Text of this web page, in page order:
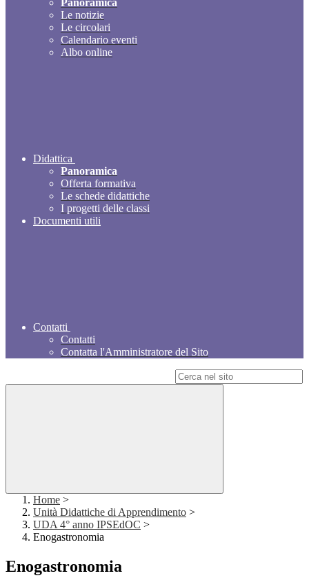
Panoramica
Le notizie
Le circolari
Calendario eventi
Albo online
Didattica
Panoramica
Offerta formativa
Le schede didattiche
I progetti delle classi
Documenti utili
Contatti
Contatti
Contatta l'Amministratore del Sito
Home >
Unità Didattiche di Apprendimento >
UDA 4° anno IPSEdOC >
Enogastronomia
Enogastronomia